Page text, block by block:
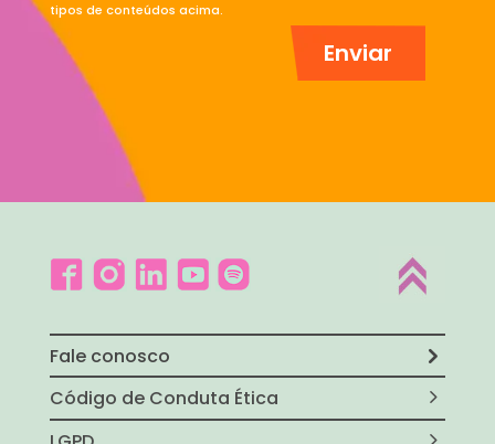
tipos de conteúdos acima.
Fale conosco
Código de Conduta Ética